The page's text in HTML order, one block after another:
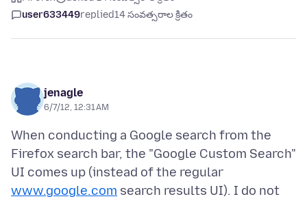
user633449replied14 సంవత్సరాల క్రితం
jenagle
6/7/12, 12:31 AM
When conducting a Google search from the
Firefox search bar, the "Google Custom Search"
UI comes up (instead of the regular
www.google.com search results UI). I do not